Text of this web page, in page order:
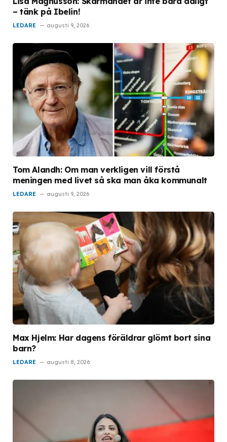
– tänk på Ibelin!
LEDARE augusti 9, 2026
Tom Alandh: Om man verkligen vill förstå
meningen med livet så ska man åka kommunalt
LEDARE augusti 9, 2026
Max Hjelm: Har dagens föräldrar glömt bort sina
barn?
LEDARE augusti 8, 2026